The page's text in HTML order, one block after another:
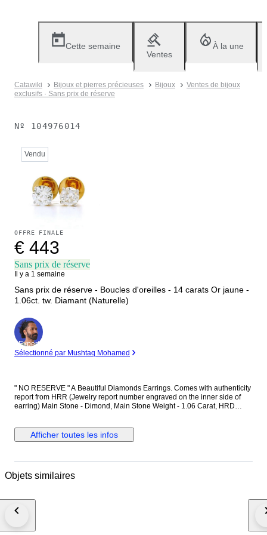
Cette semaine
Ventes
À la une
Catawiki Bijoux et pierres précieuses Bijoux
Ventes de bijoux
exclusifs · Sans prix de réserve
Nº 104976014
Vendu
OFFRE FINALE
€ 443
Sans prix de réserve
Il y a 1 semaine
Sans prix de réserve - Boucles d'oreilles - 14 carats Or jaune -
1.06ct. tw. Diamant (Naturelle)
Expert
Sélectionné par Mushtaq Mohamed
" NO RESERVE " A Beautiful Diamonds Earrings. Comes with authenticity
report from HRR (Jewelry report number engraved on the inner side of
earring) Main Stone - Dimond, Main Stone Weight - 1.06 Carat, HRD
Afficher toutes les infos
Objets similaires